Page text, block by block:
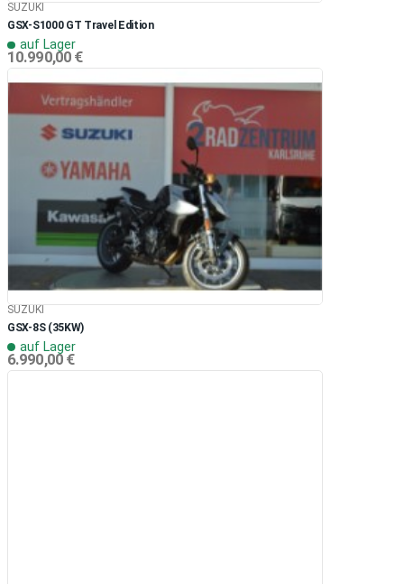
SUZUKI
GSX-S1000 GT Travel Edition
auf Lager
10.990,00 €
SUZUKI
GSX-8S (35KW)
auf Lager
6.990,00 €